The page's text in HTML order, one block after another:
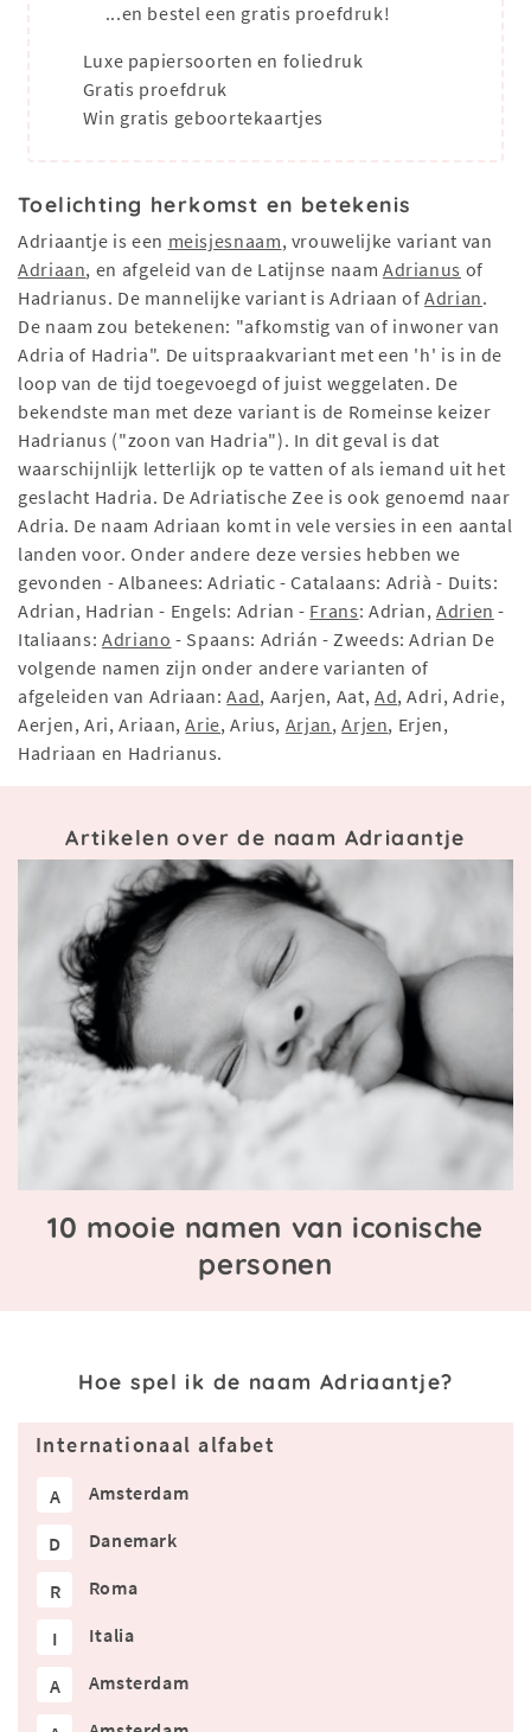
...en bestel een gratis proefdruk!
Luxe papiersoorten en foliedruk
Gratis proefdruk
Win gratis geboortekaartjes
Toelichting herkomst en betekenis
Adriaantje is een meisjesnaam, vrouwelijke variant van
Adriaan, en afgeleid van de Latijnse naam Adrianus of
Hadrianus. De mannelijke variant is Adriaan ofAdrian.
De naam zou betekenen: "afkomstig van of inwoner van
Adria of Hadria". De uitspraakvariant met een 'h' is in de
loop van de tijd toegevoegd of juist weggelaten. De
bekendste man met deze variant is de Romeinse keizer
Hadrianus ("zoon van Hadria"). In dit geval is dat
waarschijnlijk letterlijk op te vatten of als iemand uit het
geslacht Hadria. De Adriatische Zee is ook genoemd naar
Adria. De naam Adriaan komt in vele versies in een aantal
landen voor. Onder andere deze versies hebben we
gevonden - Albanees: Adriatic - Catalaans: Adrià - Duits:
Adrian, Hadrian - Engels: Adrian - Frans: Adrian,Adrien -
Italiaans:Adriano - Spaans: Adrián - Zweeds: Adrian De
volgende namen zijn onder andere varianten of
afgeleiden van Adriaan:Aad, Aarjen, Aat, Ad, Adri, Adrie,
Aerjen, Ari, Ariaan,Arie, Arius, Arjan,Arjen, Erjen,
Hadriaan en Hadrianus.
Artikelen over de naam Adriaantje
10 mooie namen van iconische
personen
Hoe spel ik de naam Adriaantje?
Internationaal alfabet
A Amsterdam
D Danemark
R Roma
I Italia
A Amsterdam